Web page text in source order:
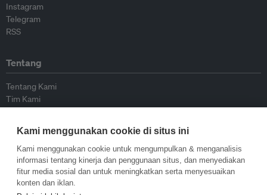
Instagram
Telegram
RSS
Tentang
Tentang Kami
Tim Kami
Kontributor
Hubungi Kami
Kebijakan
Kami menggunakan cookie di situs ini
Kami menggunakan cookie untuk mengumpulkan & menganalisis
informasi tentang kinerja dan penggunaan situs, dan menyediakan
fitur media sosial dan untuk meningkatkan serta menyesuaikan
konten dan iklan.